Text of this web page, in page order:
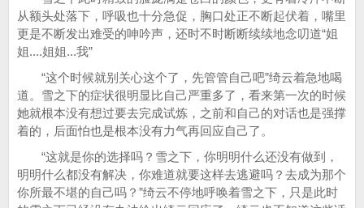
从额头处落下，呼吸也十分急促，胸口处正不断起伏着，嘴里
更是不断发出难受的呻吟声，还时不时断断续续地念叨道“姐
姐....姐姐...我”
“这个时候就别关心这个了，先管管自己吧”绮云着急地喝
道。雪之下的症状很明显比自己严重多了，看来第一次的时候
她就根本没有想过要去完成试炼，之前和自己的对话也是强撑
着的，后面怕也是根本没有力气再回应自己了。
“这就是你的选择吗？雪之下，你明明什么还没有做到，
明明什么都没有解决，你难道就要这样去逃避吗？去成为那个
你所最不堪的自己吗？”绮云不停地呼唤着雪之下，只是此时